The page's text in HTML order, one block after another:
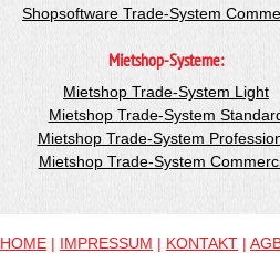
Shopsoftware Trade-System
Mietshop-Systeme:
Mietshop Trade-System Light
Mietshop Trade-System
Mietshop Trade-System
Mietshop Trade-System
HOME | IMPRESSUM | KONTAKT |